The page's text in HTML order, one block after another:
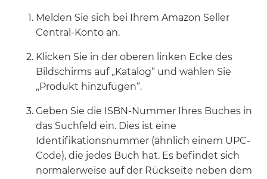
Melden Sie sich bei Ihrem Amazon Seller
Central-Konto an.
Klicken Sie in der oberen linken Ecke des
Bildschirms auf „Katalog“ und wählen Sie
„Produkt hinzufügen“.
Geben Sie die ISBN-Nummer Ihres Buches in
das Suchfeld ein. Dies ist eine
Identifikationsnummer (ähnlich einem UPC-
Code), die jedes Buch hat. Es befindet sich
normalerweise auf der Rückseite neben dem